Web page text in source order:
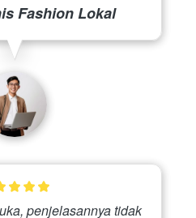
Fashion Lokal